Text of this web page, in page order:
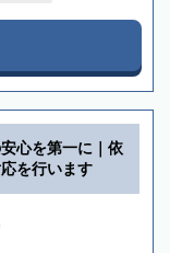
心を第一に｜依
を行います